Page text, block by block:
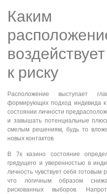
Каким
к риску
Расположение выступает
формирующих подход индивида
состоянии личности
и завышать потенциальные
смелым решениям, будь то
новых контактов.
В 7к казино состояние
грядущего и уверенностью в
личность чувствует себя
что логичным образом
рискованных выборов.